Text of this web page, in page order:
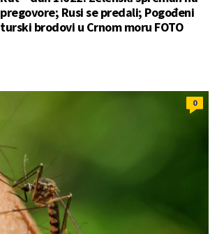
pregovore; Rusi se predali; Pogođeni
turski brodovi u Crnom moru FOTO
0